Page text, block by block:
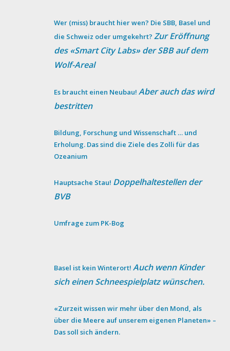
Wer (miss) braucht hier wen? Die SBB, Basel und
die Schweiz oder umgekehrt?Zur Eröffnung
des «Smart City Labs» der SBB auf dem
Wolf-Areal
Es braucht einen Neubau!Aber auch das wird
bestritten
Bildung, Forschung und Wissenschaft … und
Erholung. Das sind die Ziele des Zolli für das
Ozeanium
Hauptsache Stau! Doppelhaltestellen der
BVB
Umfrage zum PK-Bog
Basel ist kein Winterort!Auch wenn Kinder
sich einen Schneespielplatz wünschen.
«Zurzeit wissen wir mehr über den Mond, als
über die Meere auf unserem eigenen Planeten» –
Das soll sich ändern.